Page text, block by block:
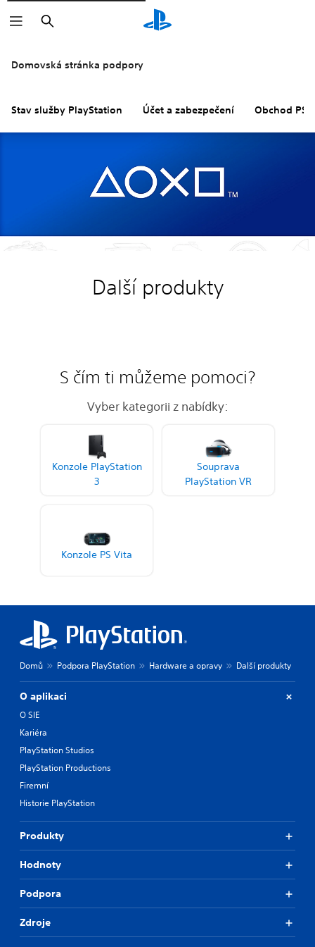
Vyhledat
Domovská stránka podpory
Stav služby PlayStation Účet a zabezpečení Obchod PS
Další produkty
S čím ti můžeme pomoci?
Vyber kategorii z nabídky:
Konzole PlayStation
3
Souprava
PlayStation VR
Konzole PS Vita
Domů Podpora PlayStation Hardware a opravy Další produkty
O aplikaci
O SIE
Kariéra
PlayStation Studios
PlayStation Productions
Firemní
Historie PlayStation
Produkty
Hodnoty
Podpora
Zdroje